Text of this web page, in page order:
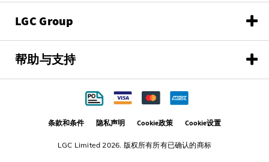
LGC Group
帮助与支持
LGC Limited 2026. 版权所有所有已确认的商标
条款和条件 隐私声明 Cookie政策 Cookie设置